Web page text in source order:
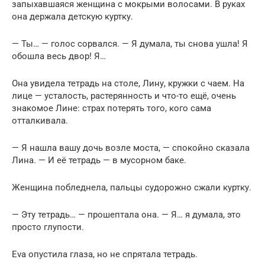
запыхавшаяся женщина с мокрыми волосами. В руках
она держала детскую куртку.
— Ты… — голос сорвался. — Я думала, ты снова ушла! Я
обошла весь двор! Я…
Она увидела тетрадь на столе, Лину, кружки с чаем. На
лице — усталость, растерянность и что-то ещё, очень
знакомое Лине: страх потерять того, кого сама
отталкивала.
— Я нашла вашу дочь возле моста, — спокойно сказала
Лина. — И её тетрадь — в мусорном баке.
Женщина побледнела, пальцы судорожно сжали куртку.
— Эту тетрадь… — прошептала она. — Я… я думала, это
просто глупости.
Eva опустила глаза, но не спрятала тетрадь.